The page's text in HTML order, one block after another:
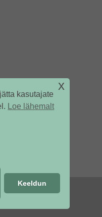
kasutajate
Loe lähemalt
Keeldun
x